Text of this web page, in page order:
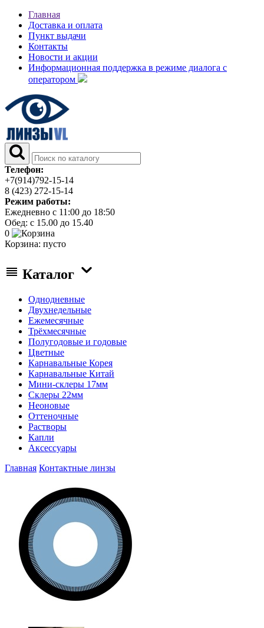
Главная
Доставка и оплата
Пункт выдачи
Контакты
Новости и акции
Информационная поддержка в режиме диалога с
оператором
Телефон:
+7(914)792-15-14
8 (423) 272-15-14
Режим работы:
Ежедневно с 11:00 до 18:50
Обед: с 15.00 до 15.40
0
Корзина: пусто
Каталог
Однодневные
Двухнедельные
Ежемесячные
Трёхмесячные
Полугодовые и годовые
Цветные
Карнавальные Корея
Карнавальные Китай
Мини-склеры 17мм
Склеры 22мм
Неоновые
Оттеночные
Растворы
Капли
Аксессуары
Главная Контактные линзы